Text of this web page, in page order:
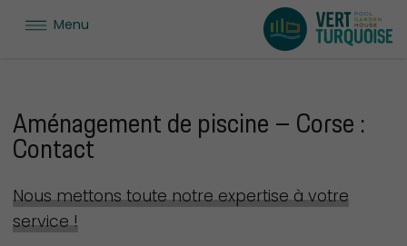
Menu
Aménagement de piscine – Corse :
Contact
Nous mettons toute notre expertise à votre
service !